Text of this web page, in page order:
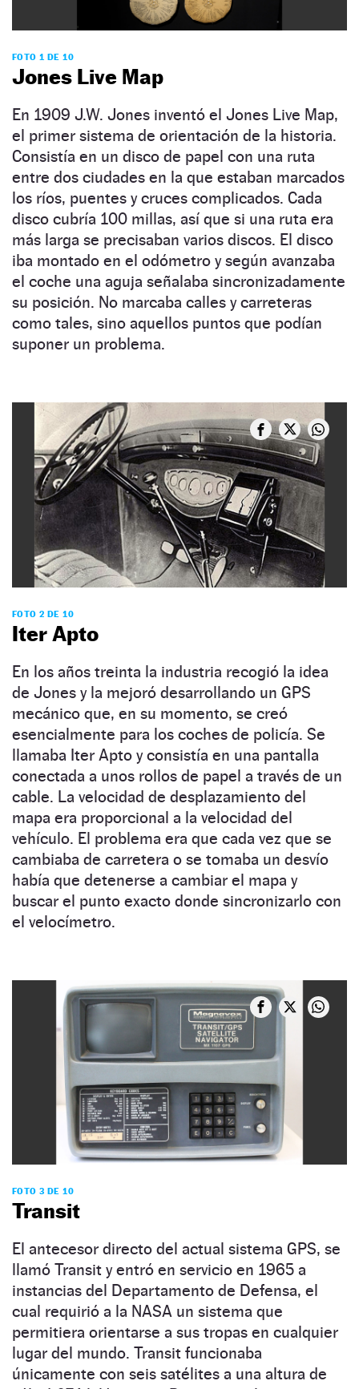
FOTO 1 DE 10
Jones Live Map
En 1909 J.W. Jones inventó el Jones Live Map,
el primer sistema de orientación de la historia.
Consistía en un disco de papel con una ruta
entre dos ciudades en la que estaban marcados
los ríos, puentes y cruces complicados. Cada
disco cubría 100 millas, así que si una ruta era
más larga se precisaban varios discos. El disco
iba montado en el odómetro y según avanzaba
el coche una aguja señalaba sincronizadamente
su posición. No marcaba calles y carreteras
como tales, sino aquellos puntos que podían
suponer un problema.
FOTO 2 DE 10
Iter Apto
En los años treinta la industria recogió la idea
de Jones y la mejoró desarrollando un GPS
mecánico que, en su momento, se creó
esencialmente para los coches de policía. Se
llamaba Iter Apto y consistía en una pantalla
conectada a unos rollos de papel a través de un
cable. La velocidad de desplazamiento del
mapa era proporcional a la velocidad del
vehículo. El problema era que cada vez que se
cambiaba de carretera o se tomaba un desvío
había que detenerse a cambiar el mapa y
buscar el punto exacto donde sincronizarlo con
el velocímetro.
FOTO 3 DE 10
Transit
El antecesor directo del actual sistema GPS, se
llamó Transit y entró en servicio en 1965 a
instancias del Departamento de Defensa, el
cual requirió a la NASA un sistema que
permitiera orientarse a sus tropas en cualquier
lugar del mundo. Transit funcionaba
únicamente con seis satélites a una altura de